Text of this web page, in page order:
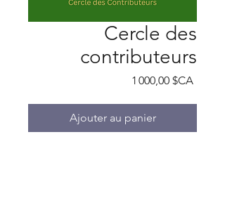
Cercle des
contributeurs
1 000,00 $CAPrix
Ajouter au panier